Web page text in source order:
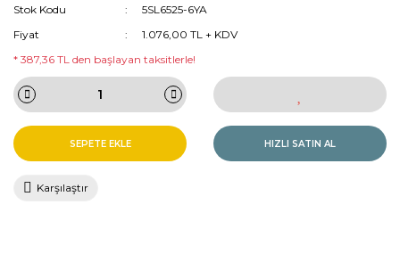
Stok Kodu
5SL6525-6YA
Fiyat
1.076,00 TL + KDV
* 387,36 TL den başlayan taksitlerle!
SEPETE EKLE HIZLI SATIN AL
Karşılaştır